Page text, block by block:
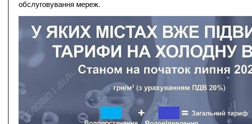
обслуговування мереж.